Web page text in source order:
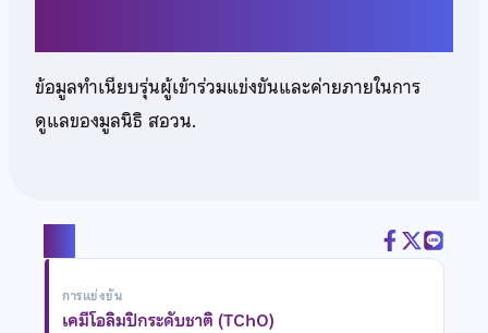
ข้อมูลทำเนียบรุ่นผู้เข้าร่วมแข่งขันและค่ายภายในการ
ดูแลของมูลนิธิ สอวน.
การแข่งขัน
เคมีโอลิมปิกระดับชาติ (TChO)